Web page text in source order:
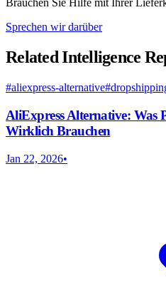
Brauchen Sie Hilfe mit Ihrer
Sprechen wir darüber
Related Intelligence
#aliexpress-alternative#
AliExpress Alternative: Was
Wirklich Brauchen
Jan 22, 2026•